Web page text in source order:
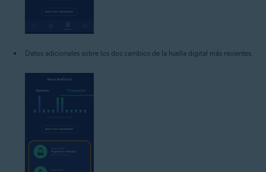
Datos adicionales sobre los dos cambios de la huella digital más recientes.